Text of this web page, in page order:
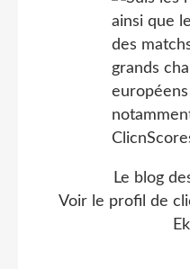
Le blog
Voir le profil de